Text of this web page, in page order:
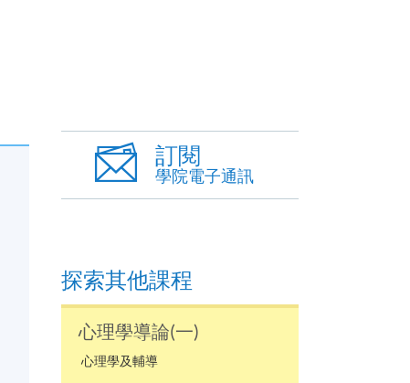
訂閱
學院電子通訊
探索其他課程
心理學導論(一)
心理學及輔導